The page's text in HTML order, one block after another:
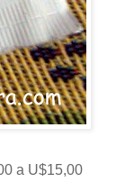
a U$15,00